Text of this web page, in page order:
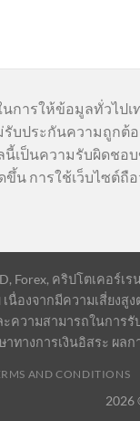
การให้ข้อมูลทั่วไปเ
รับประกันความถูกต้
นี้เป็นความรับผิดชอ
ขึ้น การใช้เว็บไซต์ถื
Forex, คริปโตเคอ
นื่องจากมีความเสี่ยง
ความสามารถในการ
าทางการเงินอิสระ ผล
AND CONDITIONS
2026